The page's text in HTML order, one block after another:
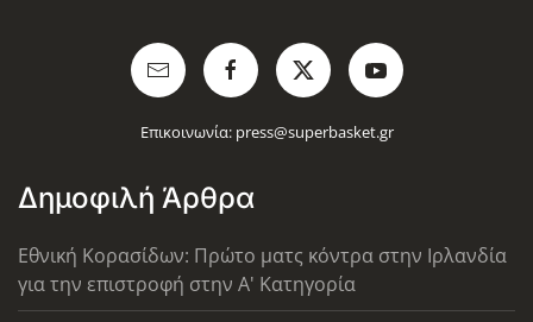
Επικοινωνία: press@superbasket.gr
Δημοφιλή Άρθρα
Εθνική Κορασίδων: Πρώτο ματς κόντρα στην Ιρλανδία
για την επιστροφή στην Α' Κατηγορία